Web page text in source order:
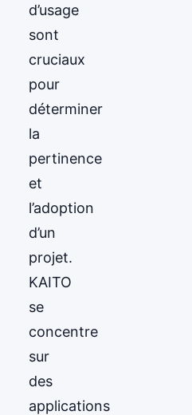
d’usage
sont
cruciaux
pour
déterminer
la
pertinence
et
l’adoption
d’un
projet.
KAITO
se
concentre
sur
des
applications